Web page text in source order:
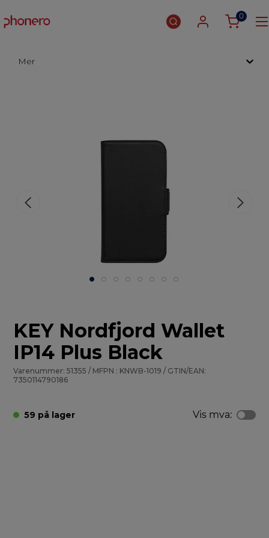
0
Mer
KEY Nordfjord Wallet
IP14 Plus Black
Varenummer: 51355 / MFPN : KNWB-1019 / GTIN/EAN:
7350114790186
59 på lager Vis mva: